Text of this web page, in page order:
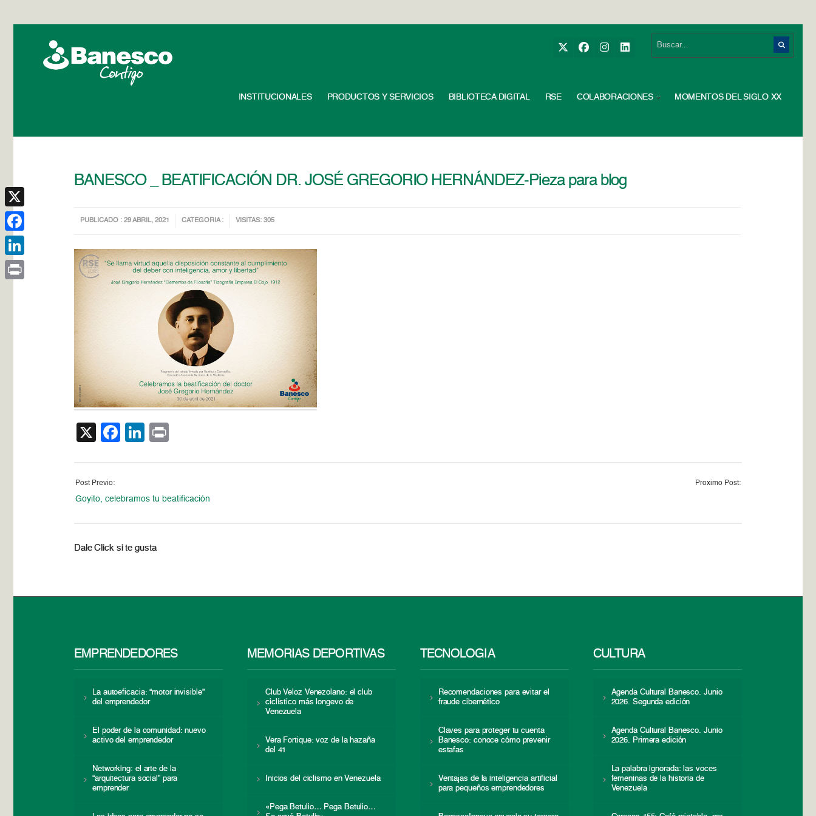
INSTITUCIONALES PRODUCTOS Y SERVICIOS BIBLIOTECA DIGITAL RSE COLABORACIONES MOMENTOS DEL SIGLO XX
BANESCO _ BEATIFICACIÓN DR. JOSÉ GREGORIO HERNÁNDEZ-Pieza para blog
PUBLICADO : 29 ABRIL, 2021 CATEGORIA : VISITAS: 305
X Facebook
LinkedIn
Post Previo:
Goyito, celebramos tu beatificación
Proximo Post:
Dale Click si te gusta
EMPRENDEDORES
La autoeficacia: “motor invisible”
del emprendedor
El poder de la comunidad: nuevo
activo del emprendedor
Networking: el arte de la
“arquitectura social” para
emprender
MEMORIAS DEPORTIVAS
Club Veloz Venezolano: el club
ciclístico más longevo de
Venezuela
Vera Fortique: voz de la hazaña
del 41
Inicios del ciclismo en Venezuela
«Pega Betulio… Pega Betulio…
TECNOLOGÍA
Recomendaciones para evitar el
fraude cibernético
Claves para proteger tu cuenta
Banesco: conoce cómo prevenir
estafas
Ventajas de la inteligencia artificial
para pequeños emprendedores
CULTURA
Agenda Cultural Banesco. Junio
2026. Segunda edición
Agenda Cultural Banesco. Junio
2026. Primera edición
La palabra ignorada: las voces
femeninas de la historia de
Venezuela
X
Facebook
LinkedIn